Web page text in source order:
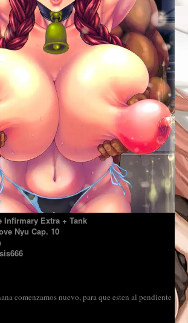
Infirmary Extra + Tank
Nyu Cap. 10
comenzamos nuevo, para que esten al pendiente